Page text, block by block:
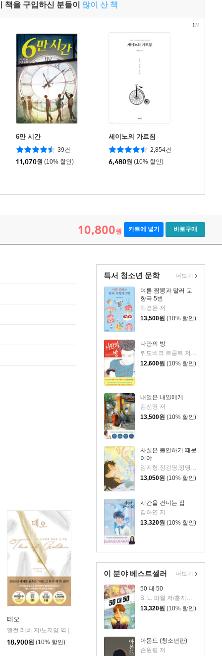
책을 구입하신 분들이 많이 산 책
6만 시간
39건
11,070원 (10% 할인)
세이노의 가르침
2,854건
6,480원 (10% 할인)
1/4
10,800원 카트에 넣기 바로구매
특서 청소년 문학
여름 짬뽕과 말러 교
향곡 5번
탁경은 저
13,500원 (10% 할인)
나만의 방
뤼도비크 르콩트 저/장소미 역
12,600원 (10% 할인)
내일은 내일에게
김선영 저
13,500원 (10% 할인)
사실은 불안하기 때문
이야
13,050원 (10% 할인)
시간을 건너는 집
김하연 저
13,320원 (10% 할인)
더보기
이 분야 베스트셀러
50 대 50
S. L. 파월 저/홍지연 역
13,320원 (10% 할인)
아몬드 (청소년판)
손원평 저
더보기
테오
앨런 레비 저/노지양 역
오팬하우스
18,900원 (10% 할인)